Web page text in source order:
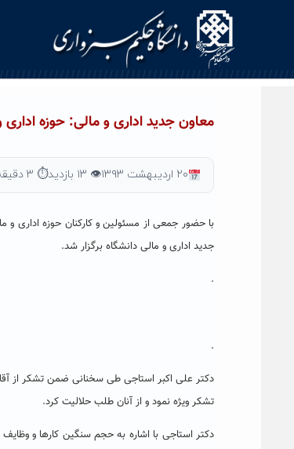
معاون جدید اداری و مالی: حوزه
۲۰ اردیبهشت ۱۳۹۳ 👁 ۱۳ بازدید ⏱ ۳ دقیقه مطالعه
با حضور جمعی از مسئولین و کارکنان حوزه اداری و
جدید اداری و مالی دانشگاه برگزار شد.
.
.
دکتر علی اکبر استاجی طی سخنانی ضمن تشکر از
تشکر ویژه نمود و از آنان طلب حلالیت کرد.
دکتر استاجی با اشاره به حجم سنگین کارها و وظایف